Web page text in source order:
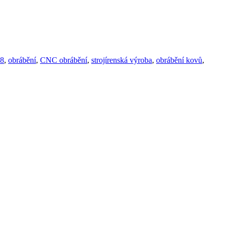
, obrábění, CNC obrábění, strojírenská výroba, obrábění kovů,